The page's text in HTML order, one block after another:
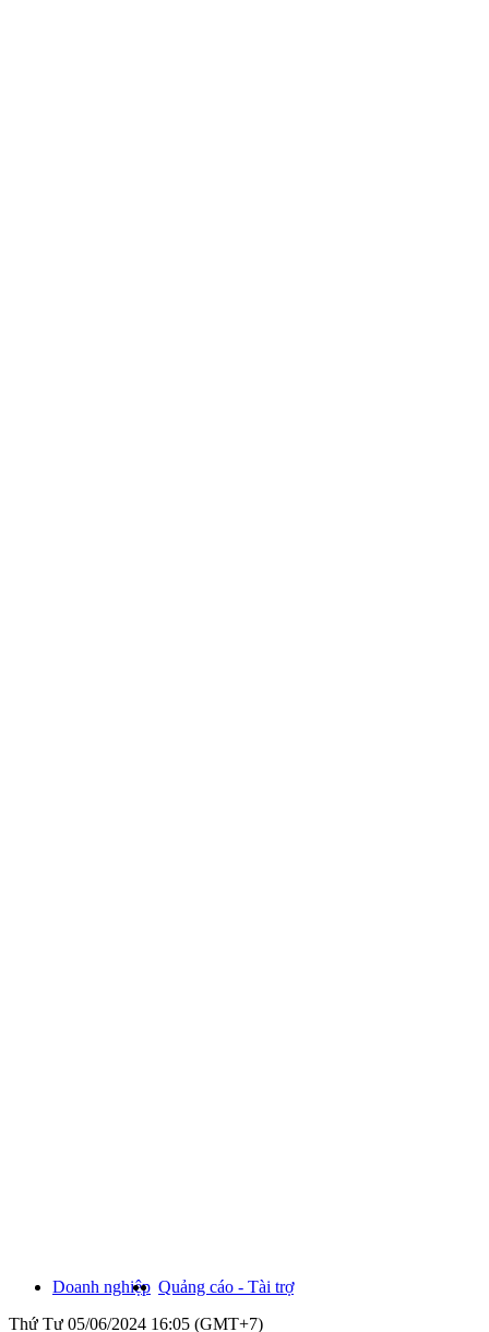
Doanh nghiệp Quảng cáo - Tài trợ
Thứ Tư 05/06/2024 16:05 (GMT+7)